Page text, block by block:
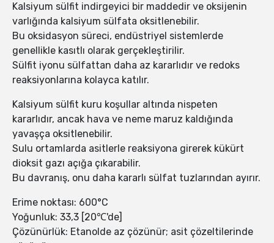
Kalsiyum sülfit indirgeyici bir maddedir ve oksijenin
varlığında kalsiyum sülfata oksitlenebilir.
Bu oksidasyon süreci, endüstriyel sistemlerde
genellikle kasıtlı olarak gerçekleştirilir.
Sülfit iyonu sülfattan daha az kararlıdır ve redoks
reaksiyonlarına kolayca katılır.
Kalsiyum sülfit kuru koşullar altında nispeten
kararlıdır, ancak hava ve neme maruz kaldığında
yavaşça oksitlenebilir.
Sulu ortamlarda asitlerle reaksiyona girerek kükürt
dioksit gazı açığa çıkarabilir.
Bu davranış, onu daha kararlı sülfat tuzlarından ayırır.
Erime noktası: 600°C
Yoğunluk: 33,3 [20℃'de]
Çözünürlük: Etanolde az çözünür; asit çözeltilerinde